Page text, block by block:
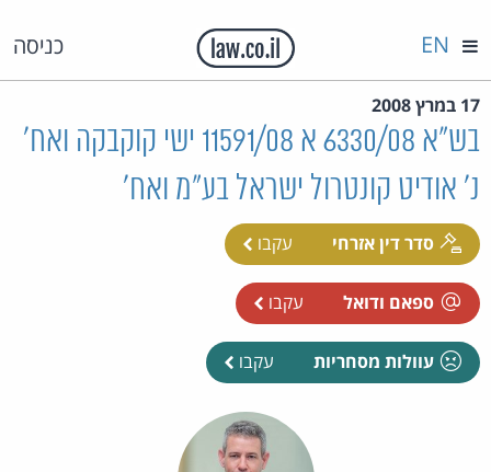
כניסה EN
17 במרץ 2008
בש"א 6330/08 א 11591/08 ישי קוקבקה ואח'
נ' אודיט קונטרול ישראל בע"מ ואח'
סדר דין אזרחי עקבו
ספאם ודואל עקבו
עוולות מסחריות עקבו